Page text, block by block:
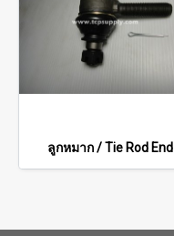
ลูกหมาก / Tie Rod End